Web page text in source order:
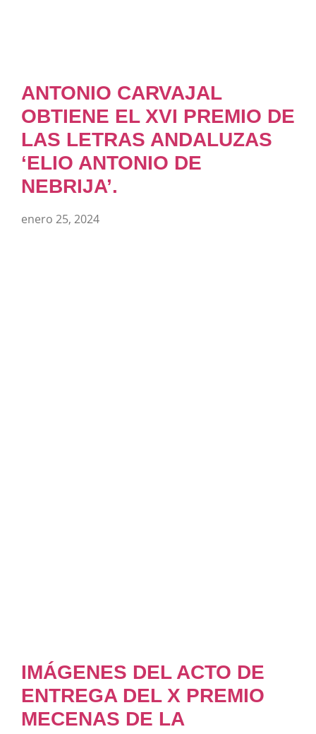
ANTONIO CARVAJAL
OBTIENE EL XVI PREMIO DE
LAS LETRAS ANDALUZAS
‘ELIO ANTONIO DE
NEBRIJA’.
enero 25, 2024
IMÁGENES DEL ACTO DE
ENTREGA DEL X PREMIO
MECENAS DE LA